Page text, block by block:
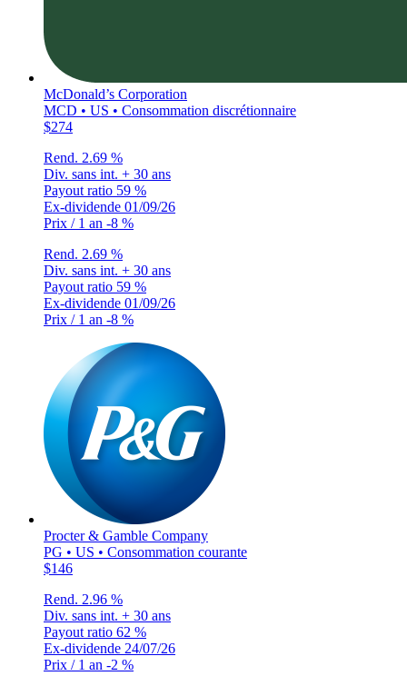
McDonald’s Corporation
MCD • US • Consommation discrétionnaire
$274
Rend. 2.69 %
Div. sans int. + 30 ans
Payout ratio 59 %
Ex-dividende 01/09/26
Prix / 1 an -8 %
Rend. 2.69 %
Div. sans int. + 30 ans
Payout ratio 59 %
Ex-dividende 01/09/26
Prix / 1 an -8 %
Procter & Gamble Company
PG • US • Consommation courante
$146
Rend. 2.96 %
Div. sans int. + 30 ans
Payout ratio 62 %
Ex-dividende 24/07/26
Prix / 1 an -2 %